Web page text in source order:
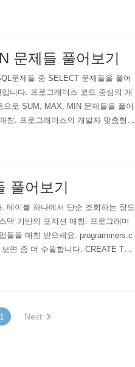
온 동물의 정보를 담은 테이블입니
문제들 풀어보기
문제들 중 SELECT 문제들을 풀어
니다. 프로그래머스 코드 중심의 개
로 SUM, MAX, MIN 문제들을 풀어
칭. 프로그래머스의 개발자 맞춤형
programmers.co.kr 현재 총 4문제가
풀어보기
테이블 하나에서 단순 조회하는 정도
택 기반의 포지션 매칭. 프로그래머
들을 매칭 받으세요. programmers.c
면 좀 더 수월합니다. CREATE TAB
COMMENT '아이디', `animal_type
1 Next